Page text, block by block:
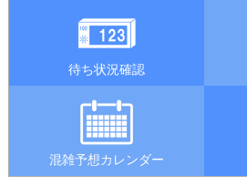
混雑予想カレンダー
待ち状況確認
混雑予想カレンダー